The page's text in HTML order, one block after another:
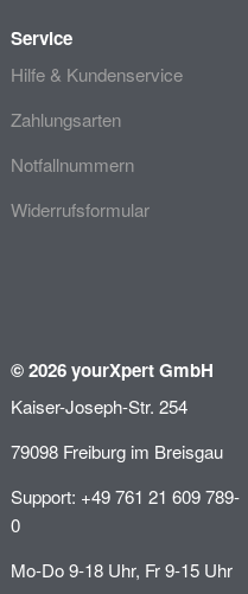
Service
Hilfe & Kundenservice
Zahlungsarten
Notfallnummern
Widerrufsformular
© 2026 yourXpert GmbH
Kaiser-Joseph-Str. 254
79098 Freiburg im Breisgau
Support: +49 761 21 609 789-
0
Mo-Do 9-18 Uhr, Fr 9-15 Uhr